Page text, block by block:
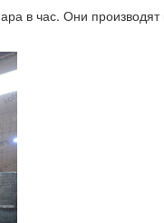
в час. Они